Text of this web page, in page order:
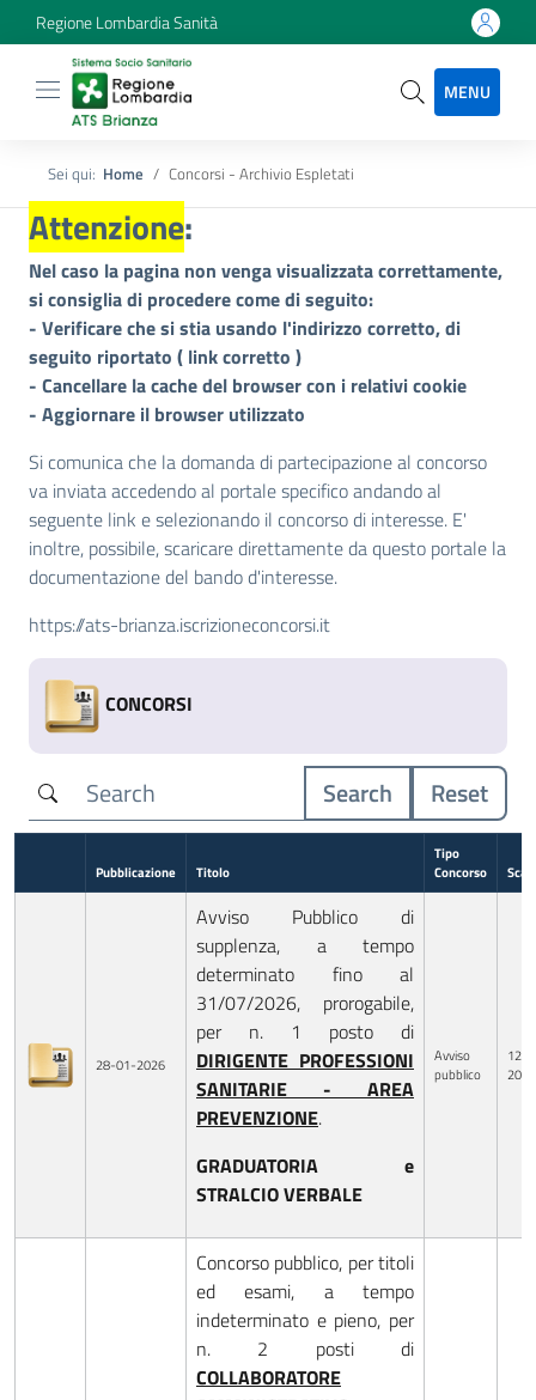
Regione Lombardia Sanità
MENU
Sei qui: Home Concorsi - Archivio Espletati
Attenzione:
Nel caso la pagina non venga visualizzata correttamente,
si consiglia di procedere come di seguito:
- Verificare che si stia usando l'indirizzo corretto, di
seguito riportato ( link corretto )
- Cancellare la cache del browser con i relativi cookie
- Aggiornare il browser utilizzato
Si comunica che la domanda di partecipazione al concorso
va inviata accedendo al portale specifico andando al
seguente link e selezionando il concorso di interesse. E'
inoltre, possibile, scaricare direttamente da questo portale la
documentazione del bando d'interesse.
https://ats-brianza.iscrizioneconcorsi.it
CONCORSI
Search Reset
Pubblicazione Titolo
Tipo
Concorso
28-01-2026
Avviso Pubblico di
supplenza, a tempo
determinato fino al
31/07/2026, prorogabile,
per n. 1 posto di
DIRIGENTE PROFESSIONI
SANITARIE - AREA
PREVENZIONE.
GRADUATORIA e
STRALCIO VERBALE
Avviso
pubblico
12-
2026
Concorso pubblico, per titoli
ed esami, a tempo
indeterminato e pieno, per
n. 2 posti di
COLLABORATORE